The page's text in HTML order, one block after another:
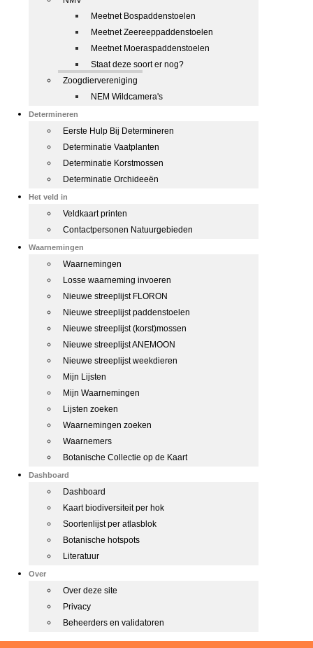
Meetnet Bospaddenstoelen
Meetnet Zeereeppaddenstoelen
Meetnet Moeraspaddenstoelen
Staat deze soort er nog?
Zoogdiervereniging
NEM Wildcamera's
Determineren
Eerste Hulp Bij Determineren
Determinatie Vaatplanten
Determinatie Korstmossen
Determinatie Orchideeën
Het veld in
Veldkaart printen
Contactpersonen Natuurgebieden
Waarnemingen
Waarnemingen
Losse waarneming invoeren
Nieuwe streeplijst FLORON
Nieuwe streeplijst paddenstoelen
Nieuwe streeplijst (korst)mossen
Nieuwe streeplijst ANEMOON
Nieuwe streeplijst weekdieren
Mijn Lijsten
Mijn Waarnemingen
Lijsten zoeken
Waarnemingen zoeken
Waarnemers
Botanische Collectie op de Kaart
Dashboard
Dashboard
Kaart biodiversiteit per hok
Soortenlijst per atlasblok
Botanische hotspots
Literatuur
Over
Over deze site
Privacy
Beheerders en validatoren